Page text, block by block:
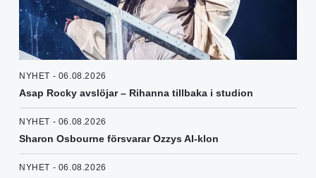
NYHET - 06.08.2026
Asap Rocky avslöjar – Rihanna tillbaka i studion
NYHET - 06.08.2026
Sharon Osbourne försvarar Ozzys AI-klon
NYHET - 06.08.2026